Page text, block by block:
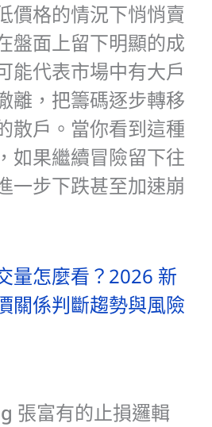
價格的情況下悄悄賣
盤面上留下明顯的成
能代表市場中有大戶
離，把籌碼逐步轉移
散戶。當你看到這種
如果繼續冒險留下往
一步下跌甚至加速崩
量怎麼看？2026 新
關係判斷趨勢與風險
張富有的止損邏輯